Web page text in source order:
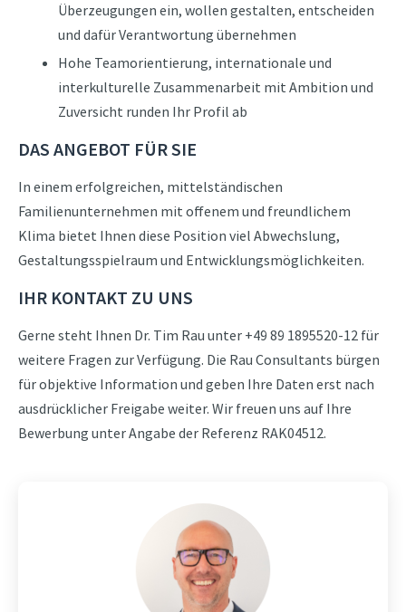
Überzeugungen ein, wollen gestalten, entscheiden
und dafür Verantwortung übernehmen
Hohe Teamorientierung, internationale und
interkulturelle Zusammenarbeit mit Ambition und
Zuversicht runden Ihr Profil ab
DAS ANGEBOT FÜR SIE
In einem erfolgreichen, mittelständischen
Familienunternehmen mit offenem und freundlichem
Klima bietet Ihnen diese Position viel Abwechslung,
Gestaltungsspielraum und Entwicklungsmöglichkeiten.
IHR KONTAKT ZU UNS
Gerne steht Ihnen Dr. Tim Rau unter +49 89 1895520-12 für
weitere Fragen zur Verfügung. Die Rau Consultants bürgen
für objektive Information und geben Ihre Daten erst nach
ausdrücklicher Freigabe weiter. Wir freuen uns auf Ihre
Bewerbung unter Angabe der Referenz RAK04512.